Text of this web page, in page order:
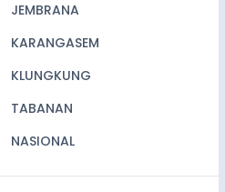
JEMBRANA
KARANGASEM
KLUNGKUNG
TABANAN
NASIONAL